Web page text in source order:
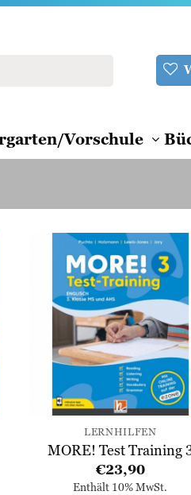
Vorschule
hinzufügen
LERNHILFEN
MORE! Test Training
€23,90
Enthält 10% MwSt.